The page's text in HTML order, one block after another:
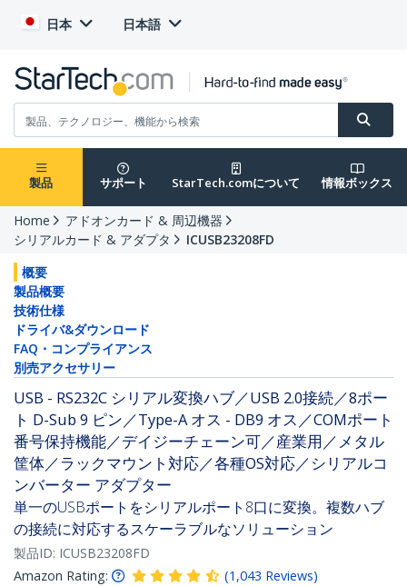
日本 日本語
製品 サポート StarTech.comについて 情報ボックス
Home
アドオンカード & 周辺機器
シリアルカード & アダプタ
ICUSB23208FD
概要
製品概要
技術仕様
ドライバ&ダウンロード
FAQ・コンプライアンス
別売アクセサリー
USB - RS232C シリアル変換ハブ／USB 2.0接続／8ポー
ト D-Sub 9 ピン／Type-A オス - DB9 オス／COMポート
番号保持機能／デイジーチェーン可／産業用／メタル
筐体／ラックマウント対応／各種OS対応／シリアルコ
ンバーター アダプター
単一のUSBポートをシリアルポート8口に変換。複数ハブ
の接続に対応するスケーラブルなソリューション
製品ID: ICUSB23208FD
Amazon Rating:
(1,043 Reviews)